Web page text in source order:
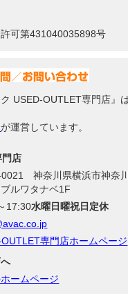
可第431040035898号
ク USED-OUTLET専門店』
が運営しています。
店
神奈川県横浜市神奈
ルワタナベ1F
17:30水曜日曜祝日定休
専門店ホームページ
ームページ